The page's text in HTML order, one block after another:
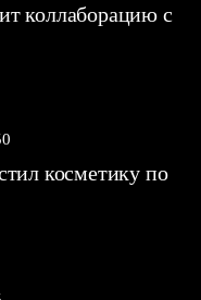
коллаборацию с
косметику по